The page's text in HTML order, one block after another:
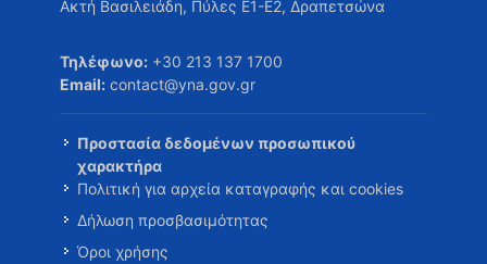
Ακτή Βασιλειάδη, Πύλες Ε1-Ε2, Δραπετσώνα
Τηλέφωνο: +30 213 137 1700
Email: contact@yna.gov.gr
Προστασία δεδομένων προσωπικού
χαρακτήρα
Πολιτική για αρχεία καταγραφής και cookies
Δήλωση προσβασιμότητας
Όροι χρήσης